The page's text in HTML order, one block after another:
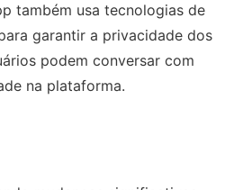
também usa tecnologias de
garantir a privacidade dos
podem conversar com
na plataforma.